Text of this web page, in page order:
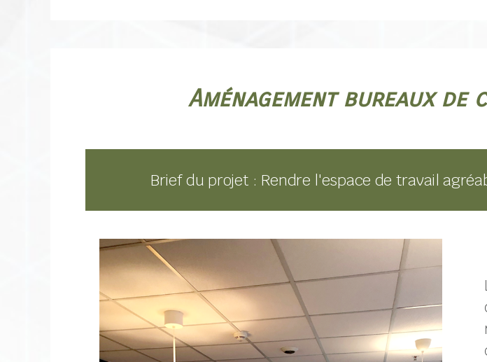
Aménagement bureaux de
Brief du projet : Rendre l'espace de travail